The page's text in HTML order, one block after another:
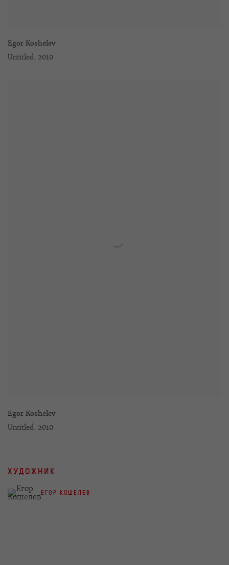
Egor Koshelev
Untitled, 2010
Egor Koshelev
Untitled, 2010
ХУДОЖНИК
ЕГОР КОШЕЛЕВ